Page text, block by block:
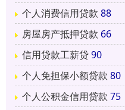
个人消费信用贷款 88
房屋房产抵押贷款 66
信用贷款工薪贷90
个人免担保小额贷款 80
个人公积金信用贷款 75